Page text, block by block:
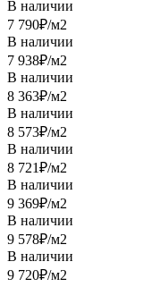
В наличии
7 790₽/м2
В наличии
7 938₽/м2
В наличии
8 363₽/м2
В наличии
8 573₽/м2
В наличии
8 721₽/м2
В наличии
9 369₽/м2
В наличии
9 578₽/м2
В наличии
9 720₽/м2